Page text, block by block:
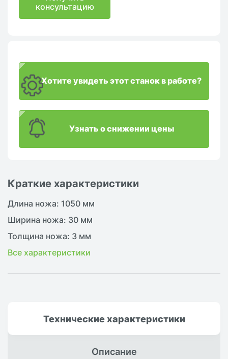
Краткие характеристики
Длина ножа: 1050 мм
Ширина ножа: 30 мм
Толщина ножа: 3 мм
Все характеристики
консультацию
Хотите увидеть этот станок в работе?
Узнать о снижении цены
Техническиехарактеристики
Описание